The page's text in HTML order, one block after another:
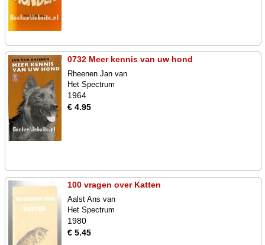
0732 Meer kennis van uw hond
Rheenen Jan van
Het Spectrum
1964
€ 4.95
100 vragen over Katten
Aalst Ans van
Het Spectrum
1980
€ 5.45